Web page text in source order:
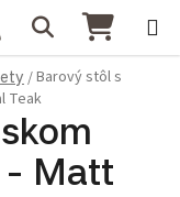
Hľadať
/Barový stôl s
Teak
- Matt